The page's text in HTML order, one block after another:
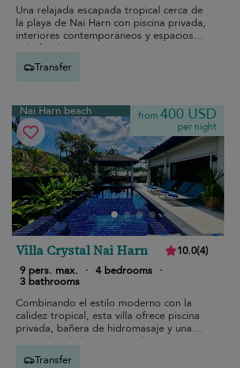
Una relajada escapada tropical cerca de
la playa de Nai Harn con piscina privada,
interiores contemporáneos y espaciosa
vida familiar.
Transfer
Nai Harn beach from400 USD
per night
Villa Crystal Nai Harn 10.0(4)
9 pers. max.
· 4 bedrooms ·
3 bathrooms
Combinando el estilo moderno con la
calidez tropical, esta villa ofrece piscina
privada, bañera de hidromasaje y una
acogedora habitación con literas para
estancias familiares tranquilas cerca de
Transfer